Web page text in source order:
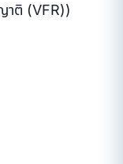
าติ (VFR))